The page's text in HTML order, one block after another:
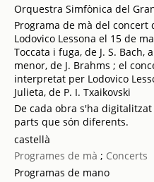
Orquestra Simfònica del
Programa de mà del
Lodovico Lessona el 15 de
Toccata i fuga, de J. S.
menor, de J. Brahms ; el
interpretat per Lodovico
Julieta, de P. I. Txaikovski
De cada obra s'ha
parts que són diferents.
castellà
Programes de mà ; Concerts
Programas de mano